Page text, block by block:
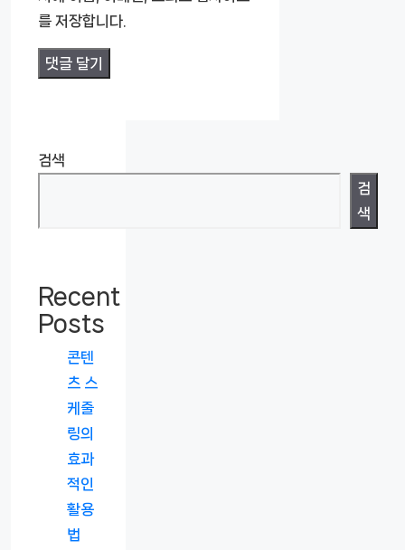
를 저장합니다.
검색
검
색
Recent
Posts
콘텐
츠 스
케줄
링의
효과
적인
활용
법